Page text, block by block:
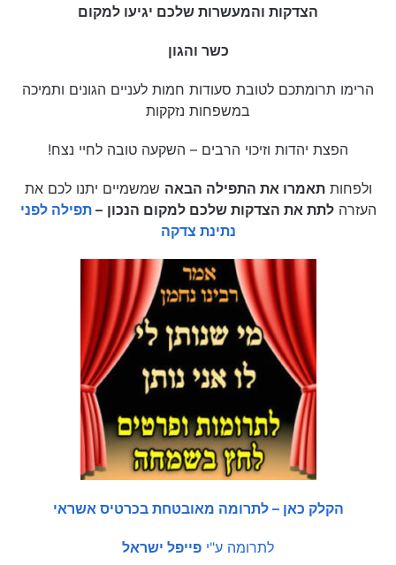
הצדקות והמעשרות שלכם יגיעו למקום
כשר והגון
הרימו תרומתכם לטובת סעודות חמות לעניים הגונים ותמיכה
במשפחות נזקקות
הפצת יהדות וזיכוי הרבים – השקעה טובה לחיי נצח!
ולפחותתאמרו את התפילה הבאה שמשמיים יתנו לכם את
העזרהלתת את הצדקות שלכם למקום הנכון –תפילה לפני
נתינת צדקה
הקלק כאן – לתרומה מאובטחת בכרטיס אשראי
לתרומה ע"י פייפל ישראל